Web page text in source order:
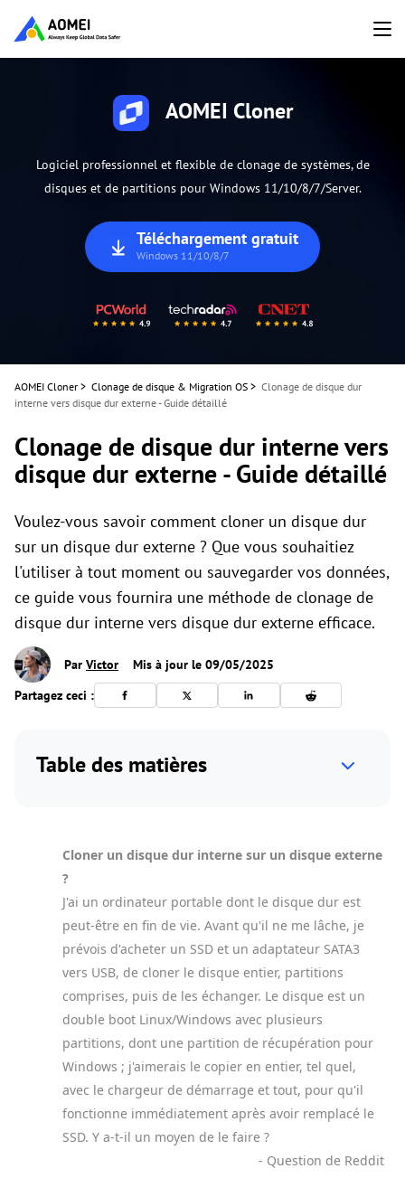
AOMEI Cloner
Logiciel professionnel et flexible de clonage de systèmes, de
disques et de partitions pour Windows 11/10/8/7/Server.
Téléchargement gratuit
Windows 11/10/8/7
AOMEI Cloner > Clonage de disque & Migration OS > Clonage de disque dur
interne vers disque dur externe - Guide détaillé
Clonage de disque dur interne vers
disque dur externe - Guide détaillé
Voulez-vous savoir comment cloner un disque dur
sur un disque dur externe ? Que vous souhaitiez
l'utiliser à tout moment ou sauvegarder vos données,
ce guide vous fournira une méthode de clonage de
disque dur interne vers disque dur externe efficace.
Par Victor
Mis à jour le 09/05/2025
Partagez ceci :
Table des matières
Cloner un disque dur interne sur un disque externe
?
J'ai un ordinateur portable dont le disque dur est
peut-être en fin de vie. Avant qu'il ne me lâche, je
prévois d'acheter un SSD et un adaptateur SATA3
vers USB, de cloner le disque entier, partitions
comprises, puis de les échanger. Le disque est un
double boot Linux/Windows avec plusieurs
partitions, dont une partition de récupération pour
Windows ; j'aimerais le copier en entier, tel quel,
avec le chargeur de démarrage et tout, pour qu'il
fonctionne immédiatement après avoir remplacé le
SSD. Y a-t-il un moyen de le faire ?
- Question de Reddit